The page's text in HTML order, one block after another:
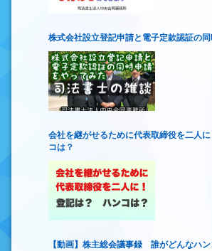
株式会社設立登記申請と電子定款認証の
会社を継がせるために代表取締役を二
コは？
【動画】株主総会議事録 誰がどんなハ